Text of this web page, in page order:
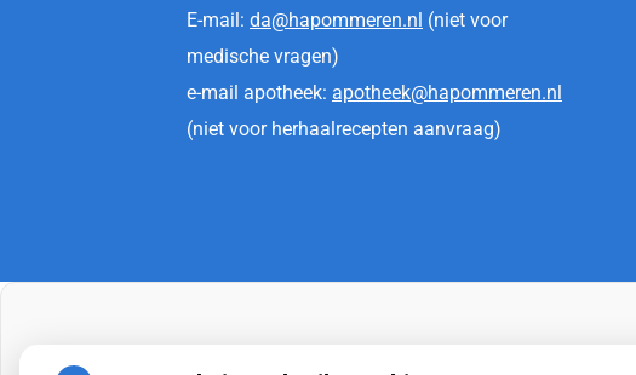
E-mail: da@hapommeren.nl (niet voor
medische vragen)
e-mail apotheek: apotheek@hapommeren.nl
(niet voor herhaalrecepten aanvraag)